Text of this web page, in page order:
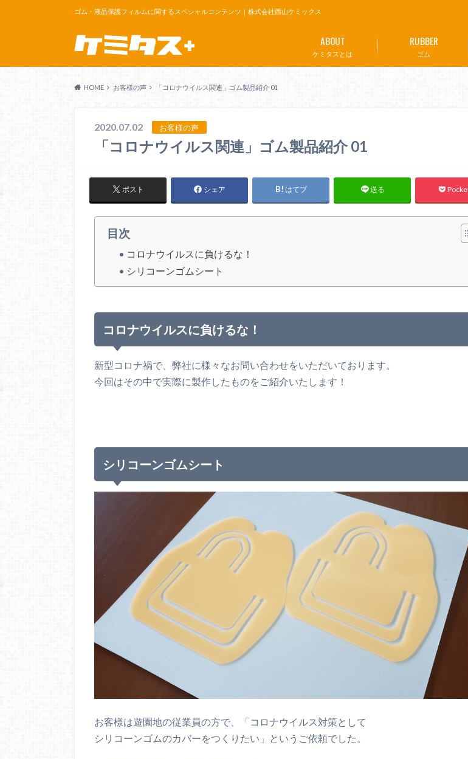
ゴム・液晶保護フィルムに関するスペシャルコンテンツ｜株式会社西山ケミックス
ケミタスとは
ABOUT
ゴム
RUBBER
HOME お客様の声 「コロナウイルス関連」ゴム製品紹介 01
2020.07.02 お客様の声
「コロナウイルス関連」ゴム製品紹介 01
ポスト シェア はてブ 送る
目次
コロナウイルスに負けるな！
シリコーンゴムシート
コロナウイルスに負けるな！
新型コロナ禍で、弊社に様々なお問い合わせをいただいております。
今回はその中で実際に製作したものをご紹介いたします！
シリコーンゴムシート
お客様は遊園地の従業員の方で、「コロナウイルス対策として
シリコーンゴムのカバーをつくりたい」というご依頼でした。